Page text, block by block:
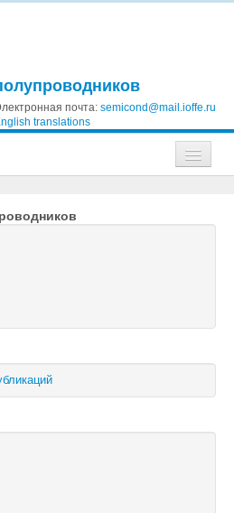
почта: semicond@mail.ioffe.ru
translations
физики
физики